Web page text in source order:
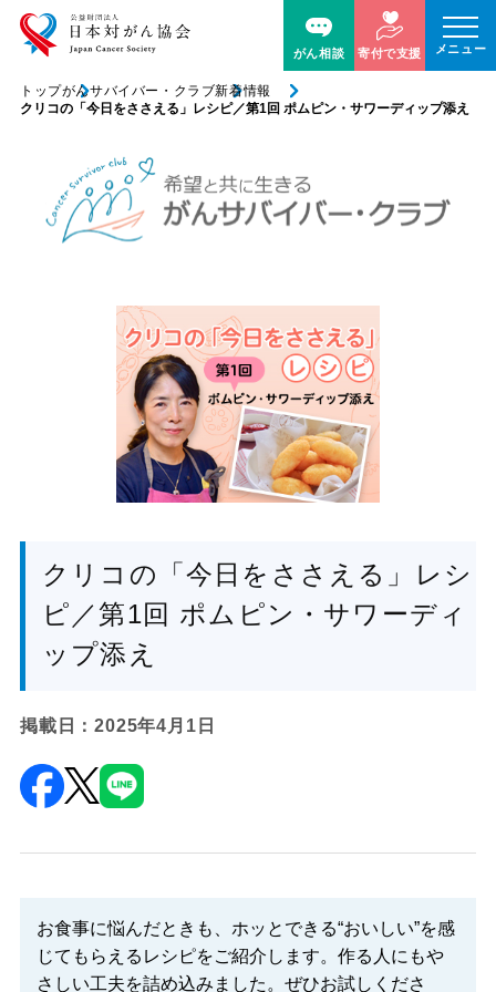
がん相談 寄付で支援 メニュー
トップがんサバイバー・クラブ新着情報
クリコの「今日をささえる」レシピ／第1回 ポムピン・サワーディップ添え
クリコの「今日をささえる」レシ
ピ／第1回 ポムピン・サワーディ
ップ添え
掲載日：2025年4月1日
お食事に悩んだときも、ホッとできる“おいしい”を感
じてもらえるレシピをご紹介します。作る人にもや
さしい工夫を詰め込みました。ぜひお試しくださ